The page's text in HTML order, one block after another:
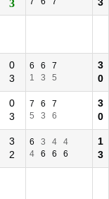
3
0
3
6 6
7
1
3 5
3
0
0
3
7 6
7
5
3 6
3
0
3
2
6 3 4
4
4
6 6 6
1
3